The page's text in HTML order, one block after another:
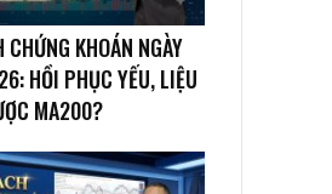
CHỨNG KHOÁN NGÀY
HỒI PHỤC YẾU, LIỆU
MA200?